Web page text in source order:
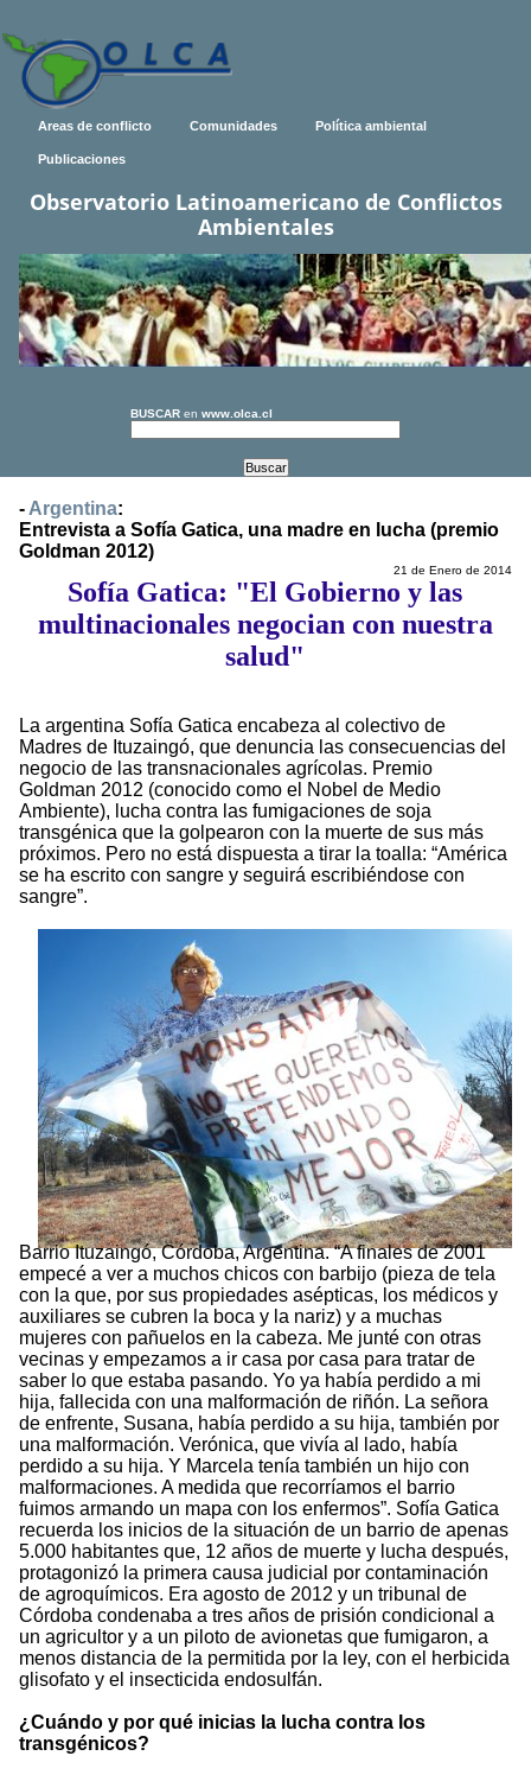
Areas de conflicto Comunidades Política ambiental
Publicaciones
Observatorio Latinoamericano de Conflictos
Ambientales
BUSCAR en www.olca.cl
- Argentina:
Entrevista a Sofía Gatica, una madre en lucha (premio
Goldman 2012)
21 de Enero de 2014
Sofía Gatica: "El Gobierno y las
multinacionales negocian con nuestra
salud"
La argentina Sofía Gatica encabeza al colectivo de
Madres de Ituzaingó, que denuncia las consecuencias del
negocio de las transnacionales agrícolas. Premio
Goldman 2012 (conocido como el Nobel de Medio
Ambiente), lucha contra las fumigaciones de soja
transgénica que la golpearon con la muerte de sus más
próximos. Pero no está dispuesta a tirar la toalla: “América
se ha escrito con sangre y seguirá escribiéndose con
sangre”.
Barrio Ituzaingó, Córdoba, Argentina. “A finales de 2001
empecé a ver a muchos chicos con barbijo (pieza de tela
con la que, por sus propiedades asépticas, los médicos y
auxiliares se cubren la boca y la nariz) y a muchas
mujeres con pañuelos en la cabeza. Me junté con otras
vecinas y empezamos a ir casa por casa para tratar de
saber lo que estaba pasando. Yo ya había perdido a mi
hija, fallecida con una malformación de riñón. La señora
de enfrente, Susana, había perdido a su hija, también por
una malformación. Verónica, que vivía al lado, había
perdido a su hija. Y Marcela tenía también un hijo con
malformaciones. A medida que recorríamos el barrio
fuimos armando un mapa con los enfermos”. Sofía Gatica
recuerda los inicios de la situación de un barrio de apenas
5.000 habitantes que, 12 años de muerte y lucha después,
protagonizó la primera causa judicial por contaminación
de agroquímicos. Era agosto de 2012 y un tribunal de
Córdoba condenaba a tres años de prisión condicional a
un agricultor y a un piloto de avionetas que fumigaron, a
menos distancia de la permitida por la ley, con el herbicida
glisofato y el insecticida endosulfán.
¿Cuándo y por qué inicias la lucha contra los
transgénicos?